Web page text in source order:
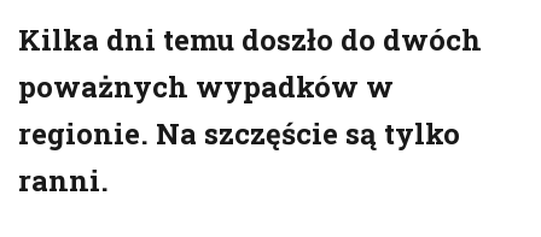
Kilka dni temu doszło do dwóch
poważnych wypadków w
regionie. Na szczęście są tylko
ranni.